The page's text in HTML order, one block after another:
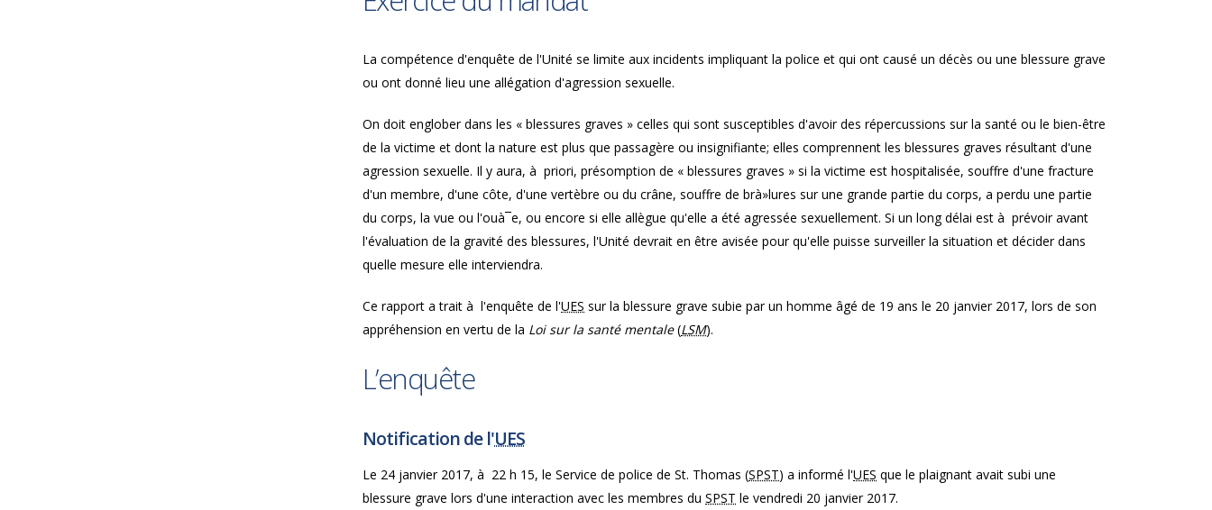
La compétence d'enquête de l'Unité se limite aux incidents impliquant la police et qui ont causé un décès ou une blessure grave
ou ont donné lieu une allégation d'agression sexuelle.
On doit englober dans les « blessures graves » celles qui sont susceptibles d'avoir des répercussions sur la santé ou le bien-être
de la victime et dont la nature est plus que passagère ou insignifiante; elles comprennent les blessures graves résultant d'une
agression sexuelle. Il y aura, à priori, présomption de « blessures graves » si la victime est hospitalisée, souffre d'une fracture
d'un membre, d'une côte, d'une vertèbre ou du crâne, souffre de brà»lures sur une grande partie du corps, a perdu une partie
du corps, la vue ou l'ouà¯e, ou encore si elle allègue qu'elle a été agressée sexuellement. Si un long délai est à prévoir avant
l'évaluation de la gravité des blessures, l'Unité devrait en être avisée pour qu'elle puisse surveiller la situation et décider dans
quelle mesure elle interviendra.
Ce rapport a trait à l'enquête de l'UES sur la blessure grave subie par un homme âgé de 19 ans le 20 janvier 2017, lors de son
appréhension en vertu de la Loi sur la santé mentale(LSM).
L’enquête
Notification de l'UES
Le 24 janvier 2017, à 22 h 15, le Service de police de St. Thomas (SPST) a informé l'UES que le plaignant avait subi une
blessure grave lors d'une interaction avec les membres du SPST le vendredi 20 janvier 2017.